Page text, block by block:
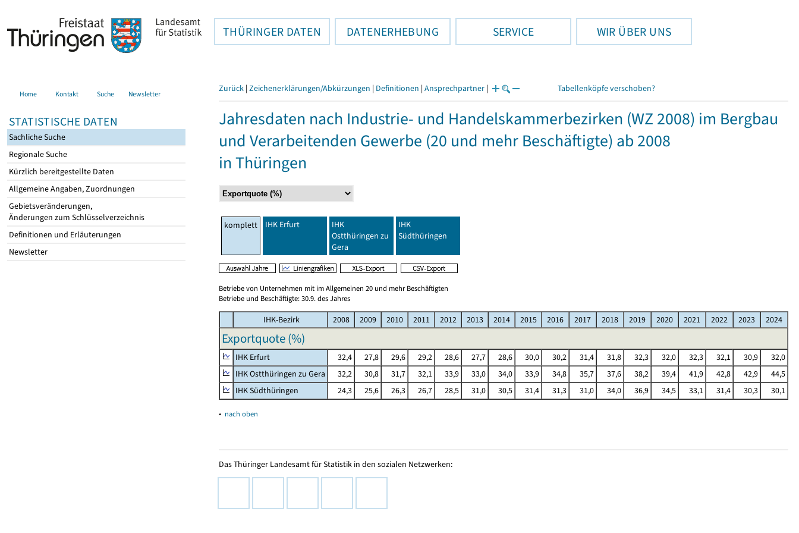
THÜRINGER DATEN DATENERHEBUNG SERVICE WIR ÜBER UNS
Home Kontakt Suche Newsletter
STATISTISCHE DATEN
Sachliche Suche
Regionale Suche
Kürzlich bereitgestellte Daten
Allgemeine Angaben, Zuordnungen
Gebietsveränderungen,
Änderungen zum Schlüsselverzeichnis
Definitionen und Erläuterungen
Newsletter
Zurück | Zeichenerklärungen/Abkürzungen | Definitionen | Ansprechpartner | Tabellenköpfe verschoben?
Jahresdaten nach Industrie- und Handelskammerbezirken (WZ 2008) im Bergbau
und Verarbeitenden Gewerbe (20 und mehr Beschäftigte) ab 2008
in Thüringen
komplett IHK Erfurt
IHK
Ostthüringen zu
Gera
IHK
Südthüringen
Betriebe von Unternehmen mit im Allgemeinen 20 und mehr Beschäftigten
Betriebe und Beschäftigte: 30.9. des Jahres
IHK-Bezirk 2008 2009 2010 2011 2012 2013 2014 2015 2016 2017 2018 2019 2020 2021 2022 2023 2024
Exportquote (%)
IHK Erfurt 32,4 27,8 29,6 29,2 28,6 27,7 28,6 30,0 30,2 31,4 31,8 32,3 32,0 32,3 32,1 30,9
32,0
IHK Ostthüringen zu Gera
32,2 30,8 31,7 32,1 33,9 33,0 34,0 33,9 34,8 35,7 37,6 38,2 39,4 41,9 42,8 42,9
44,5
IHK Südthüringen
24,3 25,6 26,3 26,7 28,5 31,0 30,5 31,4 31,3 31,0 34,0 36,9 34,5 33,1 31,4 30,3 30,1
▴ nach oben
Das Thüringer Landesamt für Statistik in den sozialen Netzwerken: